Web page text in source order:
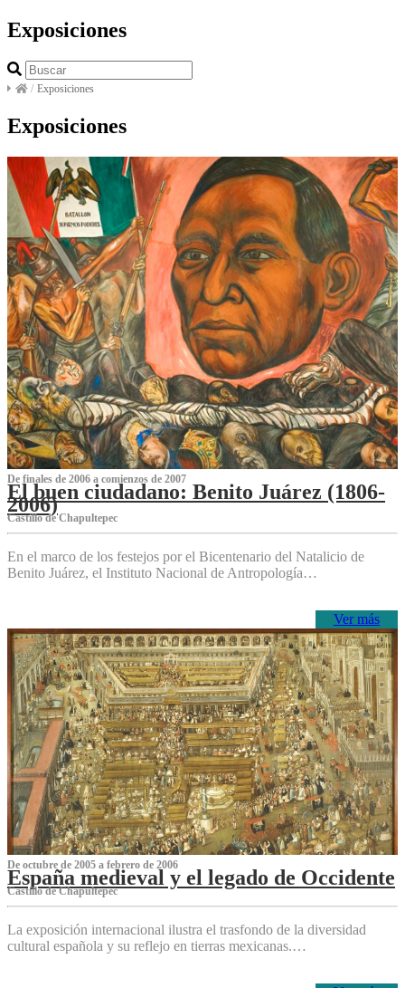
Exposiciones
/ Exposiciones
Exposiciones
De finales de 2006 a comienzos de 2007
El buen ciudadano: Benito Juárez (1806-
2006)
Castillo de Chapultepec
En el marco de los festejos por el Bicentenario del Natalicio de
Benito Juárez, el Instituto Nacional de Antropología…
Ver más
De octubre de 2005 a febrero de 2006
España medieval y el legado de Occidente
Castillo de Chapultepec
La exposición internacional ilustra el trasfondo de la diversidad
cultural española y su reflejo en tierras mexicanas.…